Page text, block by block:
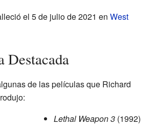
el 5 de julio de 2021 en West
Destacada
de las películas que Richard
Lethal Weapon 3 (1992)